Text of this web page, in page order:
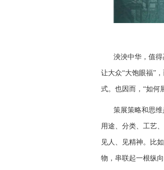
泱泱中华，值
让大众“大饱眼福”
式。也因而，“如何
策展策略和思
用途、分类、工艺
见人、见精神。比
物，串联起一根纵